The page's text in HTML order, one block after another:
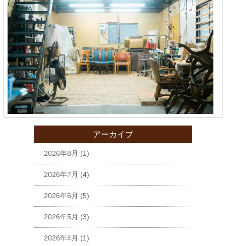
アーカイブ
2026年8月 (1)
2026年7月 (4)
2026年6月 (5)
2026年5月 (3)
2026年4月 (1)